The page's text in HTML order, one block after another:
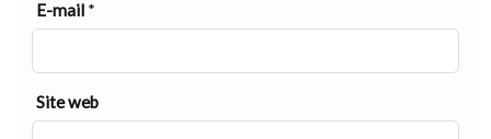
E-mail *
Site web